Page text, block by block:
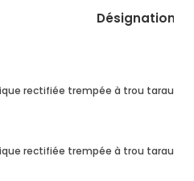
Désignation
rectifiée trempée à trou taraudé
rectifiée trempée à trou taraudé